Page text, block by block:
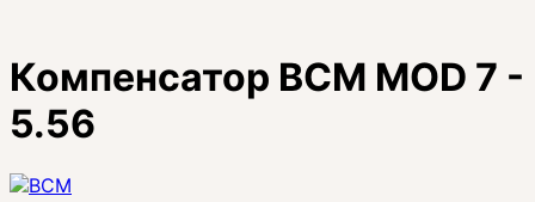
Компенсатор BCM MOD 7 -
5.56